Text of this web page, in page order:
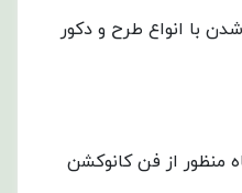
با انواع طرح و دکور
منظور از فن کانوکشن